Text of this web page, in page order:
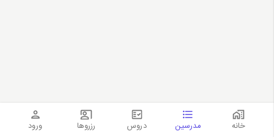
خانه مدرسین دروس رزروها ورود